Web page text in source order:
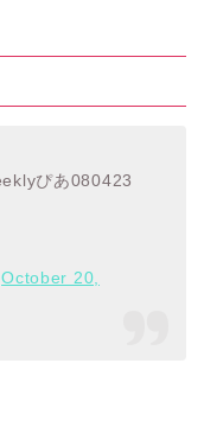
ぴあ080423
October 20,